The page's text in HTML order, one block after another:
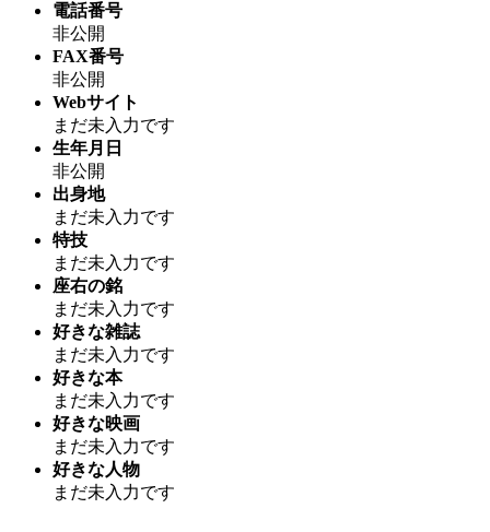
電話番号
非公開
FAX番号
非公開
Webサイト
まだ未入力です
生年月日
非公開
出身地
まだ未入力です
特技
まだ未入力です
座右の銘
まだ未入力です
好きな雑誌
まだ未入力です
好きな本
まだ未入力です
好きな映画
まだ未入力です
好きな人物
まだ未入力です